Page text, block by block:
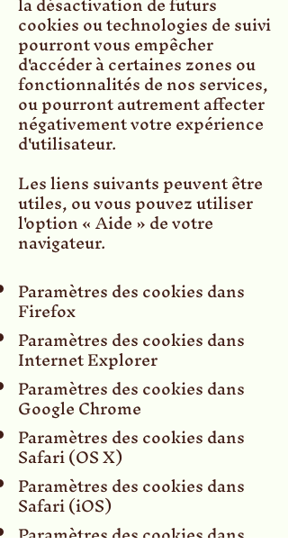
cookies ou technologies de suivi
pourront vous empêcher
d'accéder à certaines zones ou
fonctionnalités de nos services,
ou pourront autrement affecter
négativement votre expérience
d'utilisateur.
Les liens suivants peuvent être
utiles, ou vous pouvez utiliser
l'option « Aide » de votre
navigateur.
Paramètres des cookies dans
Firefox
Paramètres des cookies dans
Internet Explorer
Paramètres des cookies dans
Google Chrome
Paramètres des cookies dans
Safari (OS X)
Paramètres des cookies dans
Safari (iOS)
Paramètres des cookies dans